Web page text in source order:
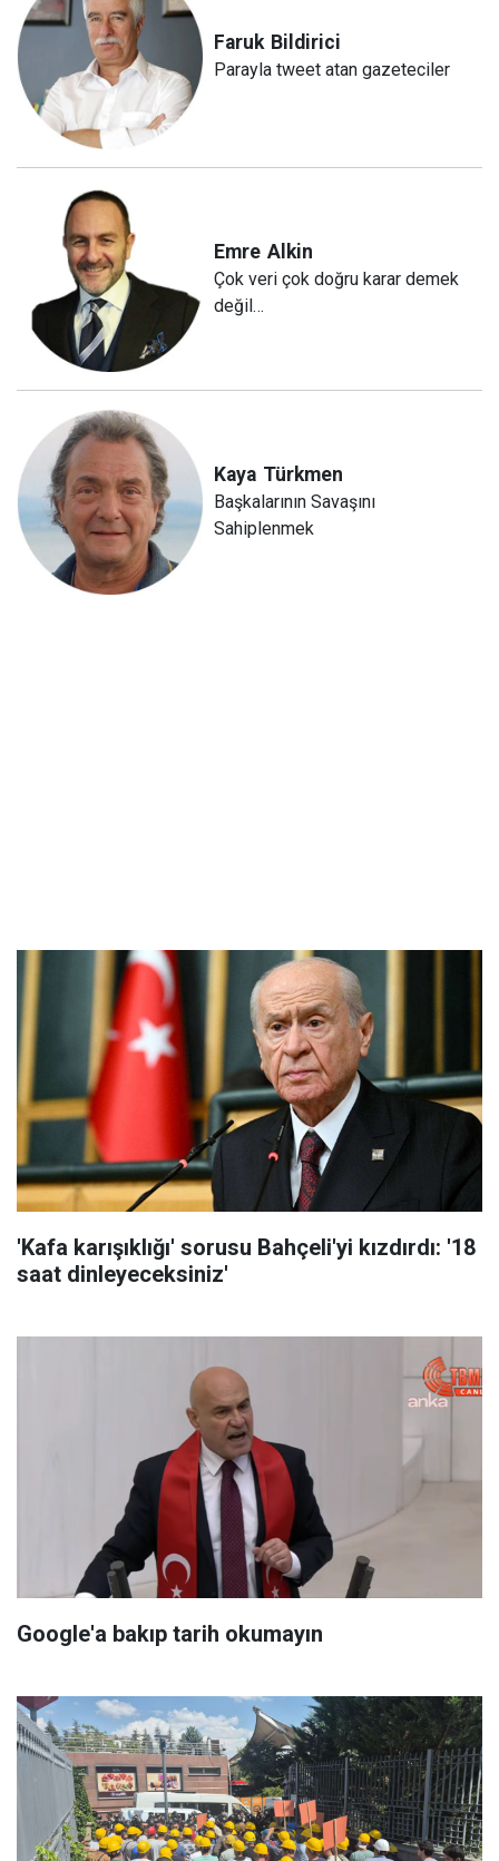
Faruk Bildirici
Parayla tweet atan gazeteciler
Emre Alkin
Çok veri çok doğru karar demek
değil…
Kaya Türkmen
Başkalarının Savaşını
Sahiplenmek
'Kafa karışıklığı' sorusu Bahçeli'yi kızdırdı: '18
saat dinleyeceksiniz'
Google'a bakıp tarih okumayın